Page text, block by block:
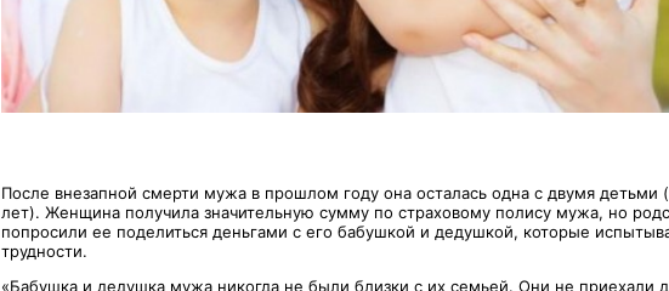
После внезапной смерти мужа в прошлом году она осталась одна с двумя детьми
лет). Женщина получила значительную сумму по страховому полису мужа, но
попросили ее поделиться деньгами с его бабушкой и дедушкой, которые
трудности.
«Бабушка и дедушка мужа никогда не были близки с их семьей. Они не приехали